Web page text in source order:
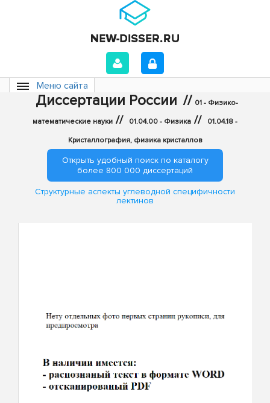
Меню сайта
Диссертации России // 01 - Физико-
математические науки // 01.04.00 - Физика // 01.04.18 -
Кристаллография, физика кристаллов
Открыть удобный поиск по каталогу
более 800 000 диссертаций
Структурные аспекты углеводной специфичности
лектинов